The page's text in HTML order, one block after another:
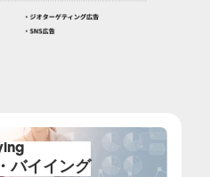
バイイング